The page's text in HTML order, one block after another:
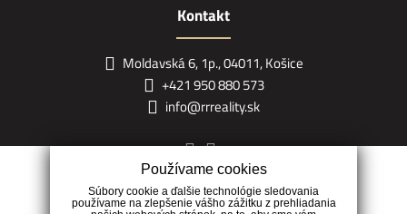
Kontakt
Moldavská 6, 1p., 04011, Košice
+421 950 880 573
info@rrreality.sk
Používame cookies
Súbory cookie a ďalšie technológie sledovania
používame na zlepšenie vášho zážitku z prehliadania